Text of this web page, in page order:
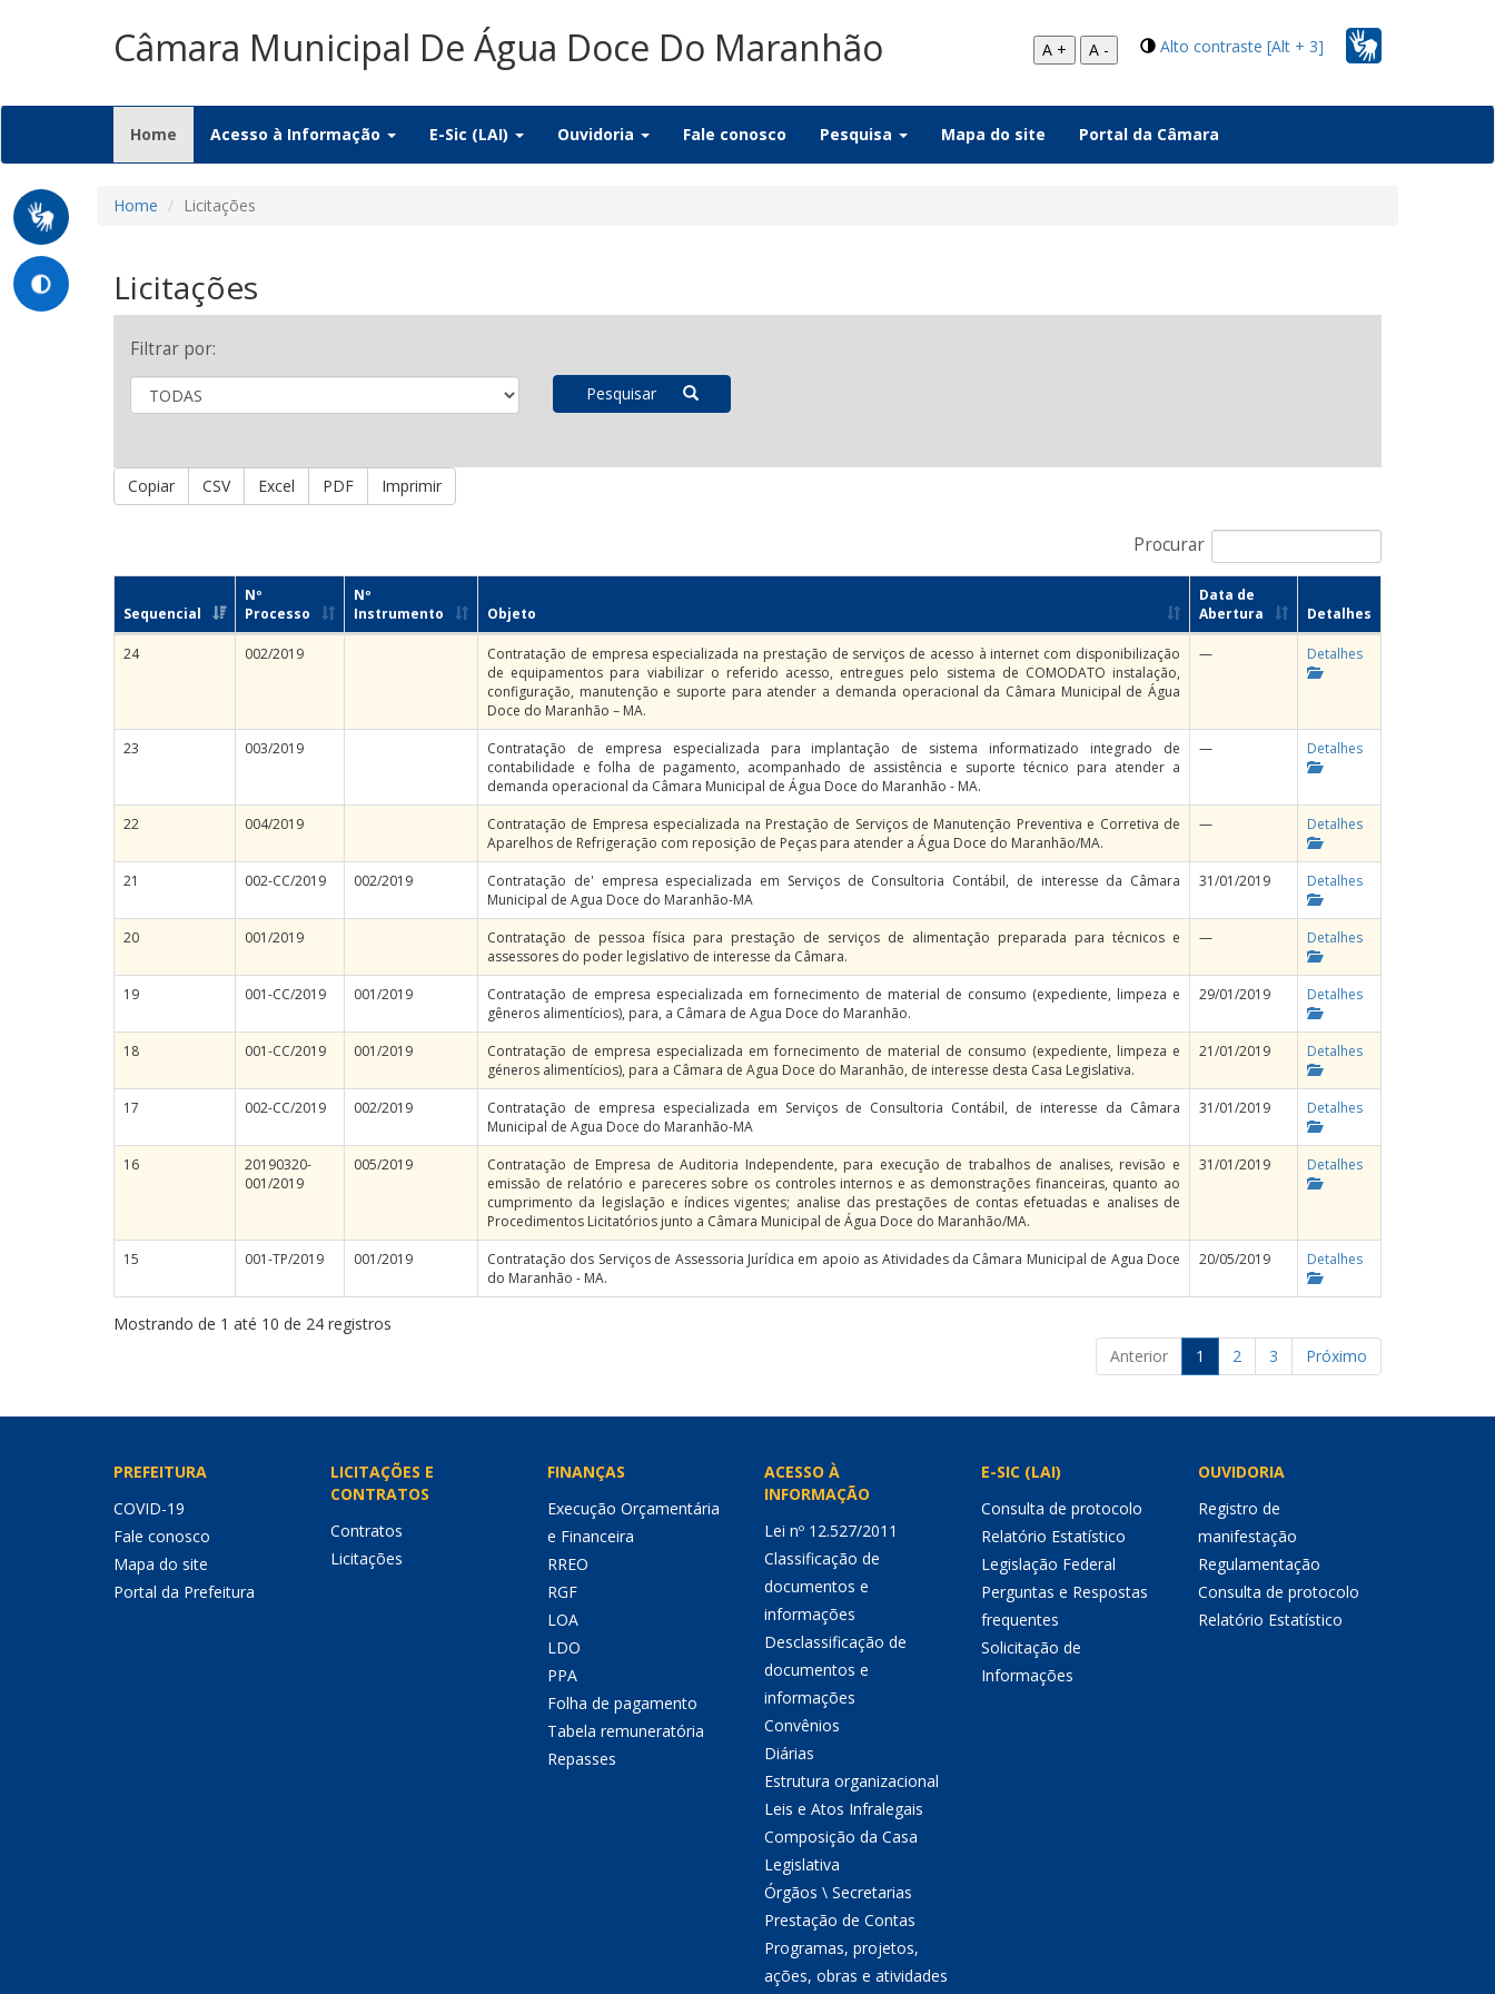
Câmara Municipal De Água Doce Do Maranhão Alto contraste [Alt + 3]
A + A -
Home (current)
Acesso à Informação E-Sic (LAI) Ouvidoria Fale conosco Pesquisa Mapa do site Portal da Câmara
Home Licitações
Licitações
Filtrar por:
Pesquisar
Copiar CSV Excel PDF Imprimir
Procurar
Sequencial
Nº
Processo
Nº
Instrumento
Objeto
Data de
Abertura
Detalhes
24 002/2019
Contratação de empresa especializada na prestação de serviços de acesso à internet com disponibilização
de equipamentos para viabilizar o referido acesso, entregues pelo sistema de COMODATO instalação,
configuração, manutenção e suporte para atender a demanda operacional da Câmara Municipal de Água
Doce do Maranhão – MA.
— Detalhes
23 003/2019
Contratação de empresa especializada para implantação de sistema informatizado integrado de
contabilidade e folha de pagamento, acompanhado de assistência e suporte técnico para atender a
demanda operacional da Câmara Municipal de Água Doce do Maranhão - MA.
— Detalhes
22 004/2019
Contratação de Empresa especializada na Prestação de Serviços de Manutenção Preventiva e Corretiva de
Aparelhos de Refrigeração com reposição de Peças para atender a Água Doce do Maranhão/MA.
— Detalhes
21 002-CC/2019 002/2019
Contratação de' empresa especializada em Serviços de Consultoria Contábil, de interesse da Câmara
Municipal de Agua Doce do Maranhão-MA
31/01/2019 Detalhes
20 001/2019
Contratação de pessoa física para prestação de serviços de alimentação preparada para técnicos e
assessores do poder legislativo de interesse da Câmara.
— Detalhes
19 001-CC/2019 001/2019
Contratação de empresa especializada em fornecimento de material de consumo (expediente, limpeza e
gêneros alimentícios), para, a Câmara de Agua Doce do Maranhão.
29/01/2019 Detalhes
18 001-CC/2019 001/2019
Contratação de empresa especializada em fornecimento de material de consumo (expediente, limpeza e
géneros alimentícios), para a Câmara de Agua Doce do Maranhão, de interesse desta Casa Legislativa.
21/01/2019 Detalhes
17 002-CC/2019 002/2019
Contratação de empresa especializada em Serviços de Consultoria Contábil, de interesse da Câmara
Municipal de Agua Doce do Maranhão-MA
31/01/2019 Detalhes
16
20190320-
001/2019
005/2019
Contratação de Empresa de Auditoria Independente, para execução de trabalhos de analises, revisão e
emissão de relatório e pareceres sobre os controles internos e as demonstrações financeiras, quanto ao
cumprimento da legislação e índices vigentes; analise das prestações de contas efetuadas e analises de
Procedimentos Licitatórios junto a Câmara Municipal de Água Doce do Maranhão/MA.
31/01/2019 Detalhes
15 001-TP/2019 001/2019
Contratação dos Serviços de Assessoria Jurídica em apoio as Atividades da Câmara Municipal de Agua Doce
do Maranhão - MA.
20/05/2019 Detalhes
Mostrando de 1 até 10 de 24 registros
Anterior
1 2 3 Próximo
PREFEITURA
COVID-19
Fale conosco
Mapa do site
Portal da Prefeitura
LICITAÇÕES E
CONTRATOS
Contratos
Licitações
FINANÇAS
Execução Orçamentária
e Financeira
RREO
RGF
LOA
LDO
PPA
Folha de pagamento
Tabela remuneratória
Repasses
ACESSO À
INFORMAÇÃO
Lei nº 12.527/2011
Classificação de
documentos e
informações
Desclassificação de
documentos e
informações
Convênios
Diárias
Estrutura organizacional
Leis e Atos Infralegais
Composição da Casa
Legislativa
Órgãos \ Secretarias
Prestação de Contas
Programas, projetos,
ações, obras e atividades
E-SIC (LAI)
Consulta de protocolo
Relatório Estatístico
Legislação Federal
Perguntas e Respostas
frequentes
Solicitação de
Informações
OUVIDORIA
Registro de
manifestação
Regulamentação
Consulta de protocolo
Relatório Estatístico